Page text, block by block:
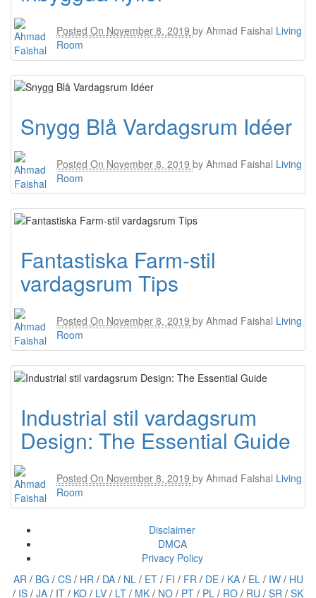
Posted On November 8, 2019 by Ahmad Faishal Living
Room
Snygg Blå Vardagsrum Idéer
Posted On November 8, 2019 by Ahmad Faishal Living
Room
Fantastiska Farm-stil
vardagsrum Tips
Posted On November 8, 2019 by Ahmad Faishal Living
Room
Industrial stil vardagsrum
Design: The Essential Guide
Posted On November 8, 2019 by Ahmad Faishal Living
Room
Disclaimer
DMCA
Privacy Policy
AR / BG / CS/ HR / DA/ NL / ET/ FI / FR / DE/ KA/ EL / IW/ HU
/ IS / JA / IT / KO / LV / LT / MK / NO / PT / PL / RO / RU / SR / SK